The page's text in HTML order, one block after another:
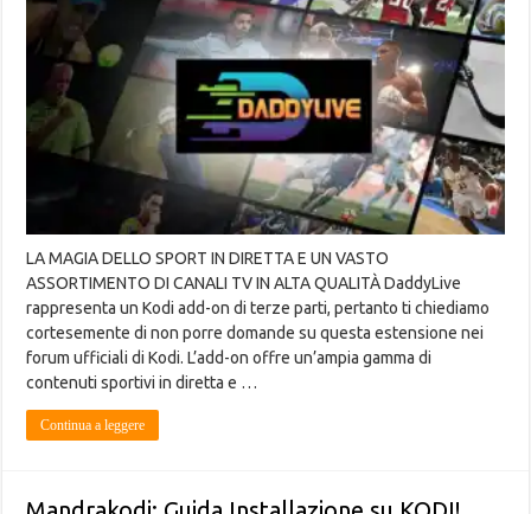
LA MAGIA DELLO SPORT IN DIRETTA E UN VASTO
ASSORTIMENTO DI CANALI TV IN ALTA QUALITÀ DaddyLive
rappresenta un Kodi add-on di terze parti, pertanto ti chiediamo
cortesemente di non porre domande su questa estensione nei
forum ufficiali di Kodi. L’add-on offre un’ampia gamma di
contenuti sportivi in diretta e …
Continua a leggere